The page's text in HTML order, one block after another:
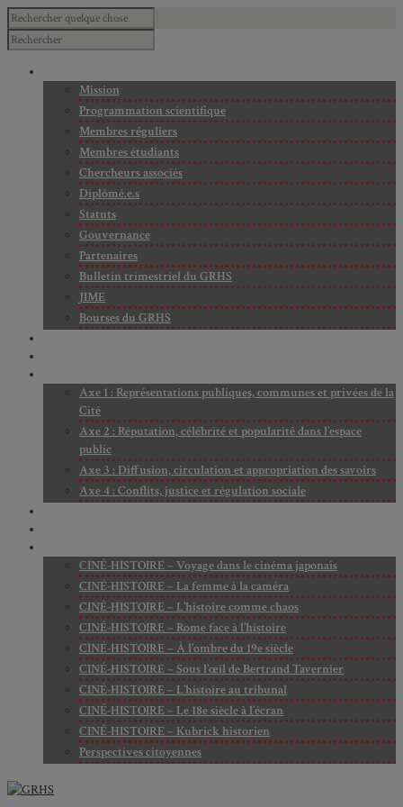
Mission
Programmation scientifique
Membres réguliers
Membres étudiants
Chercheurs associés
Diplômé.e.s
Statuts
Gouvernance
Partenaires
Bulletin trimestriel du GRHS
JIME
Bourses du GRHS
Axe 1 : Représentations publiques, communes et privées de la
Cité
Axe 2 : Réputation, célébrité et popularité dans l’espace
public
Axe 3 : Diffusion, circulation et appropriation des savoirs
Axe 4 : Conflits, justice et régulation sociale
CINÉ-HISTOIRE – Voyage dans le cinéma japonais
CINÉ-HISTOIRE – La femme à la caméra
CINÉ-HISTOIRE – L’histoire comme chaos
CINÉ-HISTOIRE – Rome face à l’histoire
CINÉ-HISTOIRE – À l’ombre du 19e siècle
CINÉ-HISTOIRE – Sous l’œil de Bertrand Tavernier
CINÉ-HISTOIRE – L’histoire au tribunal
CINÉ-HISTOIRE – Le 18e siècle à l’écran
CINÉ-HISTOIRE – Kubrick historien
Perspectives citoyennes